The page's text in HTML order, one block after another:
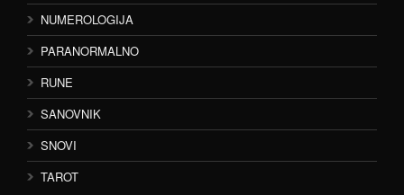
NUMEROLOGIJA
PARANORMALNO
RUNE
SANOVNIK
SNOVI
TAROT